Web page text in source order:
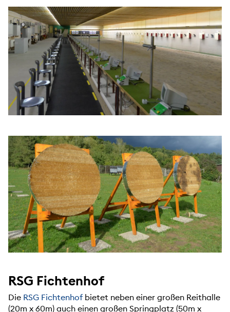
RSG Fichtenhof
Die RSG Fichtenhofbietet neben einer großen Reithalle
(20m x 60m) auch einen großen Springplatz (50m x